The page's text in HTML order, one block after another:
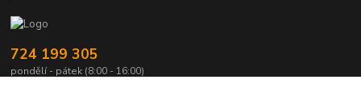
724 199 305
pondělí - pátek (8:00 - 16:00)